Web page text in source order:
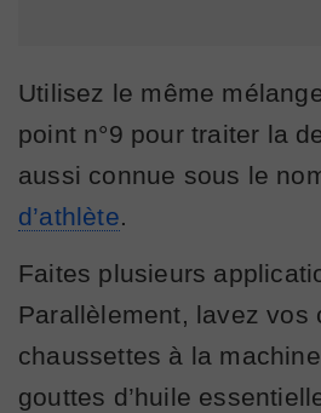
Utilisez le même
point n°9 pour traiter la
aussi connue sous le
d’athlète.
Faites plusieurs
Parallèlement, lavez vos
chaussettes à la
gouttes d’huile